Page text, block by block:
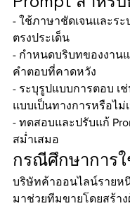
- ใช้ภาษาชัดเจนและระ
ตรงประเด็น
- กำหนดบริบทของงาน
คำตอบที่คาดหวัง
- ระบุรูปแบบการตอบ เ
แบบเป็นทางการหรือไม่
- ทดสอบและปรับแก้
สม่ำเสมอ
กรณีศึกษาการใ
บริษัทค้าออนไลน์รายหนึ่
มาช่วยทีมขายโดยสร้า